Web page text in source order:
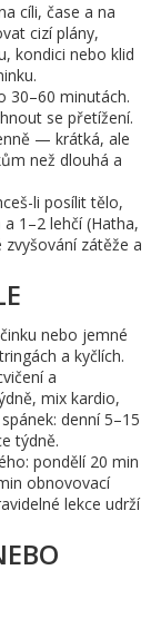
cíli, čase a na
cizí plány,
kondici nebo klid
30–60 minutách.
se přetížení.
— krátká, ale
než dlouhá a
li posílit tělo,
1–2 lehčí (Hatha,
zátěže a
nebo jemné
a kyčlích.
a
mix kardio,
denní 5–15
týdně.
pondělí 20 min
obnovovací
lekce udrží